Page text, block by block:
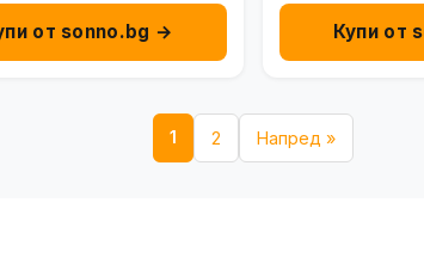
от sonno.bg → Купи от
1 2 Напред »